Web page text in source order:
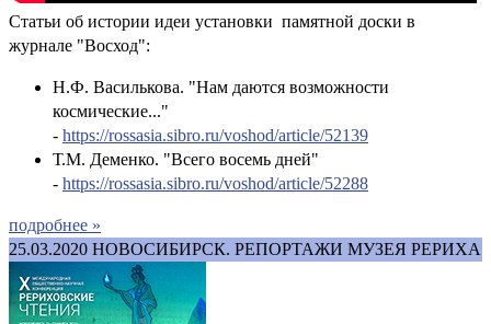
Статьи об истории идеи установки памятной доски в
журнале "Восход":
Н.Ф. Василькова. "Нам даются возможности
космические..."
- https://rossasia.sibro.ru/voshod/article/52139
Т.М. Деменко. "Всего восемь дней"
- https://rossasia.sibro.ru/voshod/article/52288
подробнее »
25.03.2020 НОВОСИБИРСК. РЕПОРТАЖИ МУЗЕЯ РЕРИХА